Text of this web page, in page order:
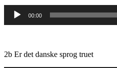
Audio
Player
00:00
2b Er det danske sprog truet